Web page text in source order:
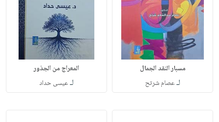
مسبار النقد الجمال
لـعصام شرتح
المعراج من الجذور
لـعيسى حداد